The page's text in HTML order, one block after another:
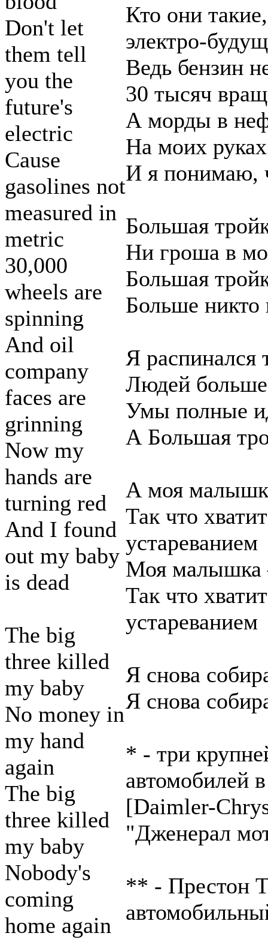
Don't let
them tell
you the
future's
electric
Cause
gasolines not
measured in
metric
30,000
wheels are
spinning
And oil
company
faces are
grinning
Now my
hands are
turning red
And I found
out my baby
is dead
The big
three killed
my baby
No money in
my hand
again
The big
three killed
my baby
Nobody's
coming
home again
Кто они
электро-
Ведь бензин
30 тысяч
А морды в
На моих
И я понимаю,
Большая
Ни гроша в
Большая
Больше никто
Я распинался
Людей больше
Умы полные
А Большая
А моя
Так что
устареванием
Моя малышка
Так что
устареванием
Я снова
Я снова
* - три
[Daimler-
"Дженерал
** - Престон